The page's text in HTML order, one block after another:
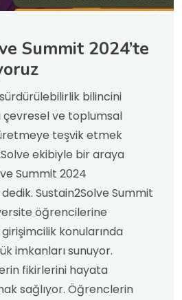
Summit 2024’te
bilincini
çevresel ve toplumsal
teşvik etmek
ekibiyle bir araya
Summit 2024
Sustain2Solve Summit
öğrencilerine
konularında
imkanları sunuyor.
fikirlerini hayata
sağlıyor. Öğrenclerin